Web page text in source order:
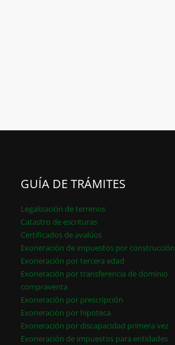
GUÍA DE TRÁMITES
Legalización de terrenos
Catastro de escrituras
Certificados de avalúos
Exoneración de impuestos por construcción
Exoneración por tercera edad
Exoneración por transferencia de dominio
compraventa
Exoneración por prescripción
Exoneración por hipoteca
Exoneración por discapacidad primera vez
Exoneración de impuestos para entidades